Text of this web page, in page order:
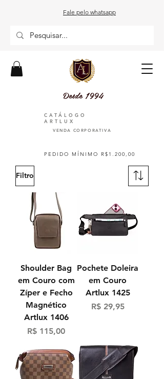
Fale pelo whatsapp
Desde 1994
PEDIDO MÍNIMO R$1.200,00
CATÁLOGO
ARTLUX
VENDA CORPORATIVA
Filtro
Shoulder Bag
em Couro com
Zíper e Fecho
Magnético
Artlux 1406
Preço
R$ 115,00
Pochete Doleira
em Couro
Artlux 1425
Preço
R$ 29,95